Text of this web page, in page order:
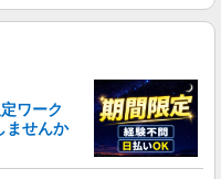
ワーク
ませんか